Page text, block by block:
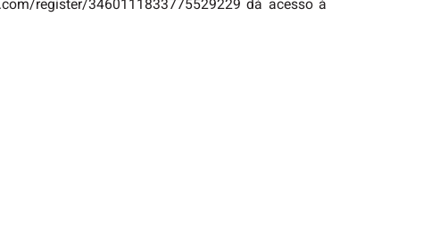
register/3460111833775529229 dá acesso à